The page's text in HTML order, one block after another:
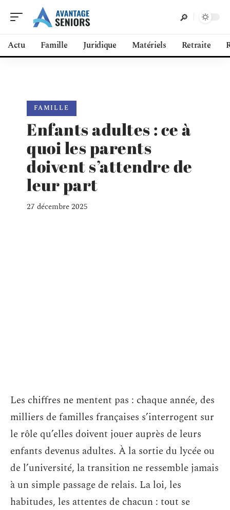
Actu Famille Juridique Matériels Retraite
FAMILLE
Enfants adultes : ce à
quoi les parents
doivent s’attendre de
leur part
27 décembre 2025
Les chiffres ne mentent pas : chaque année, des
milliers de familles françaises s’interrogent sur
le rôle qu’elles doivent jouer auprès de leurs
enfants devenus adultes. À la sortie du lycée ou
de l’université, la transition ne ressemble jamais
à un simple passage de relais. La loi, les
habitudes, les attentes de chacun : tout se